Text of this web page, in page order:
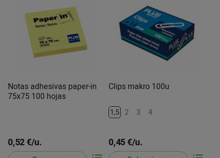
Notas adhesivas paper-in
75x75 100 hojas
0,52 €/u.
Clips makro 100u
1,5 2 3 4
0,45 €/u.